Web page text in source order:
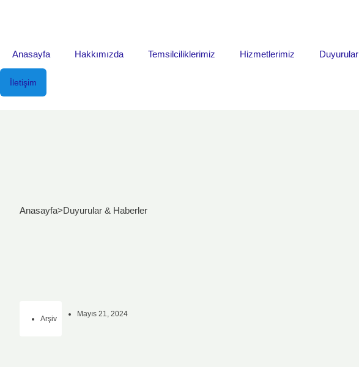
Anasayfa Hakkımızda Temsilciliklerimiz Hizmetlerimiz Duyurular
İletişim
Anasayfa>Duyurular & Haberler
Arşiv
Mayıs 21, 2024